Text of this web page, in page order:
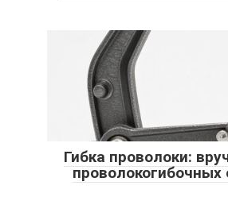
Гибка проволоки:
проволокогибочных